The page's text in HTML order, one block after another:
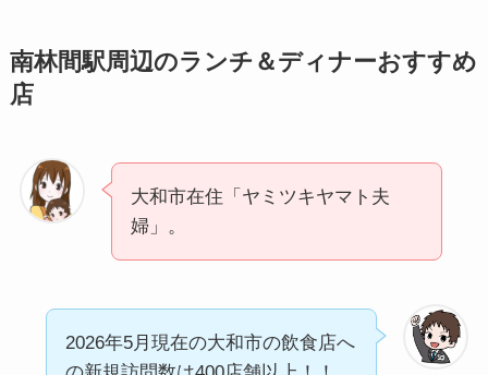
南林間駅周辺のランチ＆ディナーおすすめ
店
大和市在住「ヤミツキヤマト夫
婦」。
2026年5月現在の大和市の飲食店へ